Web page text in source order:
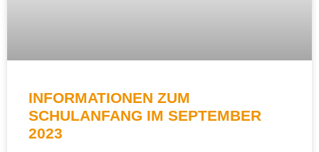
INFORMATIONEN ZUM
SCHULANFANG IM SEPTEMBER
2023